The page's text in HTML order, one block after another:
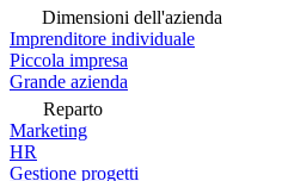
Dimensioni dell'azienda
Imprenditore individuale
Piccola impresa
Grande azienda
Reparto
Marketing
HR
Gestione progetti